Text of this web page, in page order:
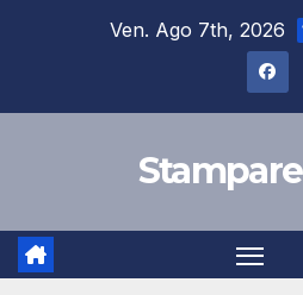
Ven. Ago 7th, 2026